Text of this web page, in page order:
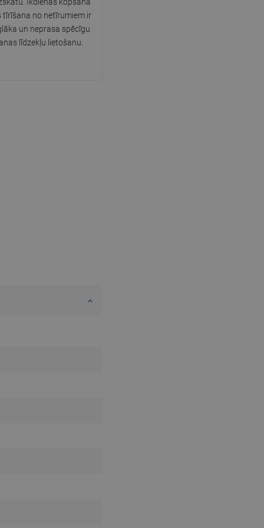
tīrīšana no netīrumiem ir
un neprasa spēcīgu
līdzekļu lietošanu.
SWEDISH
FINNISH